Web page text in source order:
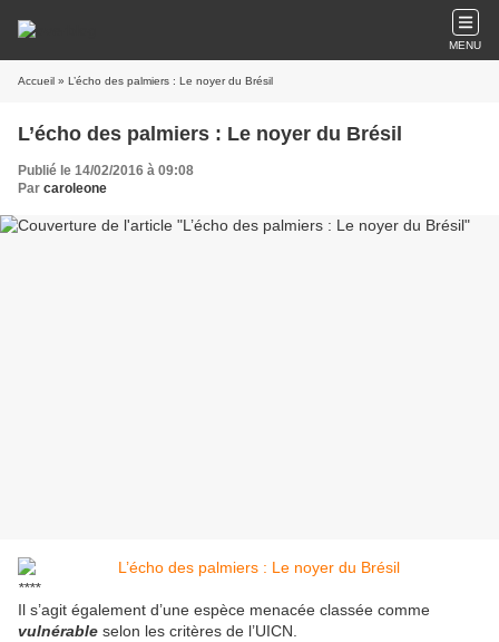
MENU
Accueil » L’écho des palmiers : Le noyer du Brésil
L’écho des palmiers : Le noyer du Brésil
Publié le 14/02/2016 à 09:08
Par caroleone
****
Il s’agit également d’une espèce menacée classée comme
vulnérable selon les critères de l’UICN.